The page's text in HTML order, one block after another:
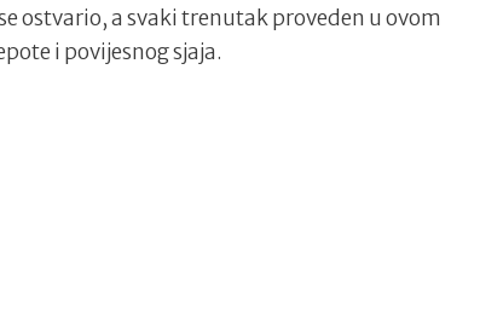
ostvario, a svaki trenutak proveden u ovom
i povijesnog sjaja.